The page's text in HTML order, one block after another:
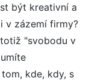
být kreativní a
v zázemí firmy?
"svobodu v
kde, kdy, s